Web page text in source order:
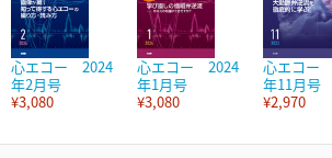
心エコー 2024
年2月号
¥3,080
心エコー 2024
年1月号
¥3,080
心エコー
年11月号
¥2,970